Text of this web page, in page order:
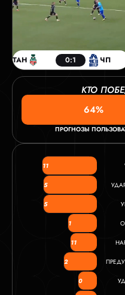
ТАН 0:1 ЧП
КТО
64%
ПРОГНОЗЫ
11
5
5
1
11
2
0